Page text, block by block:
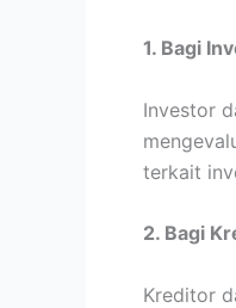
1. Bagi
Investor
terkait
2. Bagi
Kreditor